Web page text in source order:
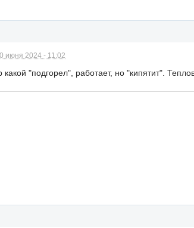
июня 2024 - 11:02
"подгорел", работает, но "кипятит".